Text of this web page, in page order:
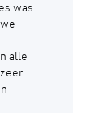
was
alle